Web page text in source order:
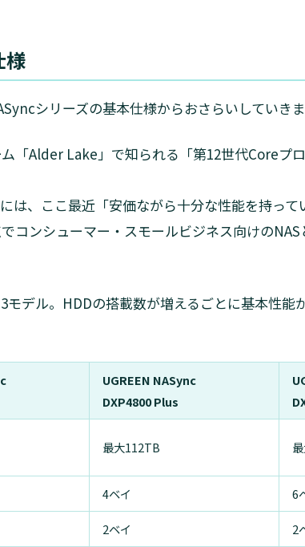
様
シリーズの基本仕様からおさらいしていき
「Alder Lake」で知られる「第12世代Coreプ
は、ここ最近「安価ながら十分な性能を持っ
コンシューマー・スモールビジネス向けの
モデル。HDDの搭載数が増えるごとに基本性能
UGREEN NASync
DXP4800 Plus
最大112TB
4ベイ 6
2ベイ 2